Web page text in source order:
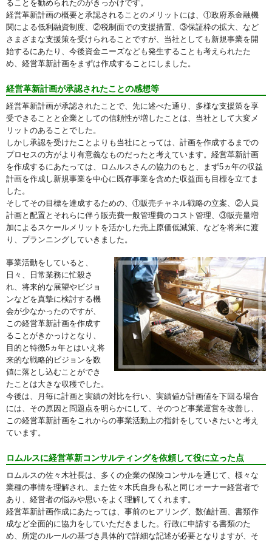
ることを勧められたのがきっかけです。
経営革新計画の概要と承認されることのメリットには、①政府系金融機
関による低利融資制度、②税制面での支援措置、③保証枠の拡大、など
さまざまな支援策を受けられることですが、当社としても新規事業を開
始するにあたり、今後資金ニーズなども発生することも考えられたた
め、経営革新計画をまずは作成することにしました。
経営革新計画が承認されたことの感想等
経営革新計画が承認されたことで、先に述べた通り、多様な支援策を享
受できることと企業としての信頼性が増したことは、当社として大変メ
リットのあることでした。
しかし承認を受けたことよりも当社にとっては、計画を作成するまでの
プロセスの方がより有意義なものだったと考えています。経営革新計画
を作成するにあたっては、ロムルスさんの協力のもと、まず5ヵ年の収益
計画を作成し新規事業を中心に既存事業を含めた収益面も目標を立てま
した。
そしてその目標を達成するための、①販売チャネル戦略の立案、②人員
計画と配置とそれらに伴う販売費一般管理費のコスト管理、③販売量増
加によるスケールメリットを活かした売上原価低減策、などを将来に渡
り、プランニングしていきました。
事業活動をしていると、
日々、日常業務に忙殺さ
れ、将来的な展望やビジョ
ンなどを真摯に検討する機
会が少なかったのですが、
この経営革新計画を作成す
ることがきかっけとなり、
目的と特徴5ヵ年とはいえ将
来的な戦略的ビジョンを数
値に落とし込むことができ
たことは大きな収穫でした。
今後は、月毎に計画と実績の対比を行い、実績値が計画値を下回る場合
には、その原因と問題点を明らかにして、そのつど事業運営を改善し、
この経営革新計画をこれからの事業活動上の指針をしていきたいと考え
ています。
ロムルスに経営革新コンサルティングを依頼して役に立った点
ロムルスの佐々木社長は、多くの企業の保険コンサルを通じて、様々な
業種の事情を理解され、また佐々木氏自身も私と同じオーナー経営者で
あり、経営者の悩みや思いをよく理解してくれます。
経営革新計画作成にあたっては、事前のヒアリング、数値計画、書類作
成など全面的に協力をしていただきました。行政に申請する書類のた
め、所定のルールの基づき具体的で詳細な記述が必要となりますが、そ